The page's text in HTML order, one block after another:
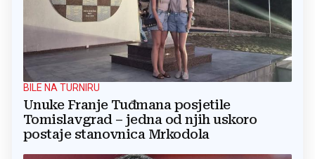
BILE NA TURNIRU
Unuke Franje Tuđmana posjetile
Tomislavgrad – jedna od njih uskoro
postaje stanovnica Mrkodola